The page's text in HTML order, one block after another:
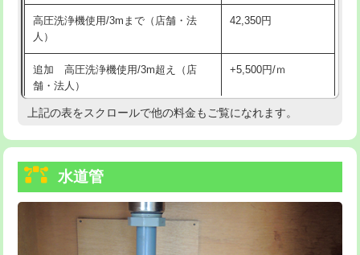
給水管工事※（土の掘削・埋め戻し作
業)
11,000円
給水管工事※（塩ビ管（VP・HI）使
用/3ｍまで)
33,000円
給水管工事※（塩ビ管（VP・HI）使
+8,800円
給水管工事※（ライニング鋼管・銅
管・ポリ管・HT管使用/3ｍまで)
給水管工事※（ライニング鋼管・銅
管・ポリ管・HT管使用/3ｍ超え)
高圧洗浄機使用/3mまで（店舗・法
人）
42,350円
追加 高圧洗浄機使用/3m超え（店
舗・法人）
+5,500円/ｍ
高度高圧洗浄換 現地調査
トーラー機使用/3mまで
追加トーラー機使用/3m超え
33,000円
上記の表をスクロールで他の料金もご覧になれます。
水道管